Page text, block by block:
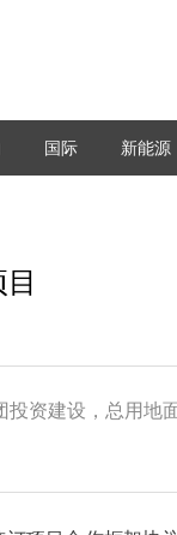
国际 新能源
资建设，总用地